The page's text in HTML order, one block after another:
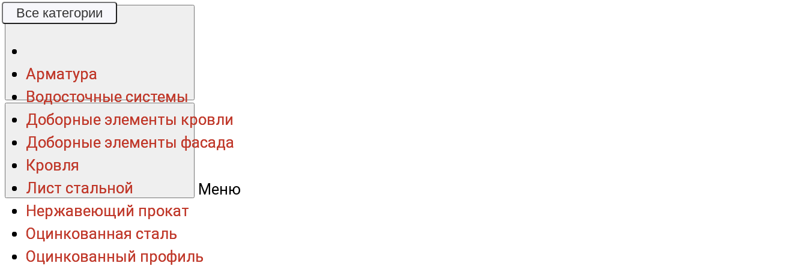
Меню
Все категории
Арматура
Водосточные системы
Доборные элементы кровли
Доборные элементы фасада
Кровля
Лист стальной
Нержавеющий прокат
Оцинкованная сталь
Оцинкованный профиль
Все категории
Арматура
Водосточные системы
Доборные элементы кровли
Доборные элементы фасада
Кровля
Лист стальной
Нержавеющий прокат
Оцинкованная сталь
Оцинкованный профиль